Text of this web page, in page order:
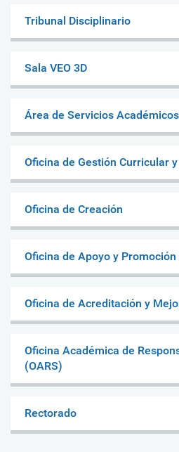
Tribunal Disciplinario
Sala VEO 3D
Área de Servicios Académicos
Oficina de Gestión Curricular
Oficina de Creación
Oficina de Apoyo y Promoción
Oficina de Acreditación y
Oficina Académica de
(OARS)
Rectorado